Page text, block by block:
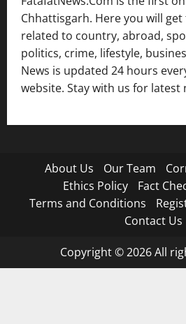
Chhattisgarh. Here you will
related to country, abroad,
politics, crime, lifestyle,
News is updated 24 hours
website. Stay with us for latest
About Us Our Team
Ethics Policy
Fact
Terms and Conditions
Contact Us
Copyright © 2026 All